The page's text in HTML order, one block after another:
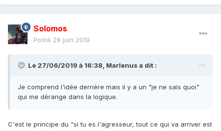
Solomos
Posté 28 juin 2019
Le 27/06/2019 à 16:38, Marlenus a dit :
Je comprend l'idée derrière mais il y a un "je ne sais quoi"
qui me dérange dans la logique.
C'est le principe du "si tu es l'agresseur, tout ce qui va arriver est